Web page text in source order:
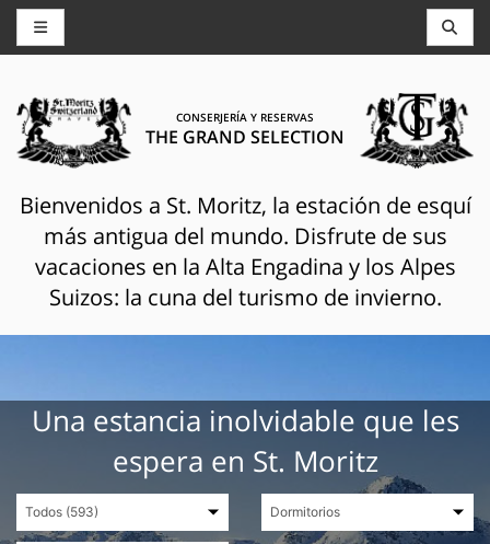
CONSERJERÍA Y RESERVAS
THE GRAND SELECTION
Bienvenidos a St. Moritz, la estación de esquí
más antigua del mundo. Disfrute de sus
vacaciones en la Alta Engadina y los Alpes
Suizos: la cuna del turismo de invierno.
Una estancia inolvidable que les
espera en St. Moritz